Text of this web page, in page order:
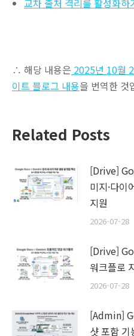
교차 출처 격리를 활성화하
∴ 해당 내용은 2025년 10월
이트 블로그 내용을 번역한 것
Related Posts
[Drive]
미지·다이
지원
2026-07-28
[Drive]
워크플로
2026-07-28
[Admin]
샷 포함 기